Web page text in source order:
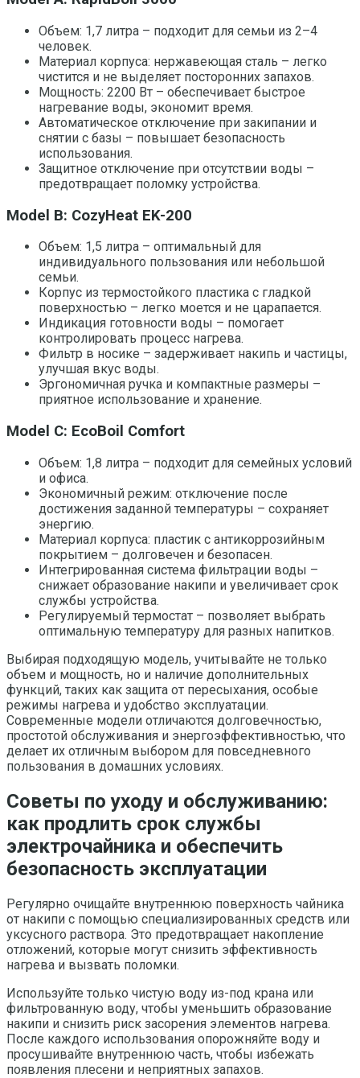
Объем: 1,7 литра – подходит для семьи из 2–4
человек.
Материал корпуса: нержавеющая сталь – легко
чистится и не выделяет посторонних запахов.
Мощность: 2200 Вт – обеспечивает быстрое
нагревание воды, экономит время.
Автоматическое отключение при закипании и
снятии с базы – повышает безопасность
использования.
Защитное отключение при отсутствии воды –
предотвращает поломку устройства.
Model B: CozyHeat EK-200
Объем: 1,5 литра – оптимальный для
индивидуального пользования или небольшой
семьи.
Корпус из термостойкого пластика с гладкой
поверхностью – легко моется и не царапается.
Индикация готовности воды – помогает
контролировать процесс нагрева.
Фильтр в носике – задерживает накипь и частицы,
улучшая вкус воды.
Эргономичная ручка и компактные размеры –
приятное использование и хранение.
Model C: EcoBoil Comfort
Объем: 1,8 литра – подходит для семейных условий
и офиса.
Экономичный режим: отключение после
достижения заданной температуры – сохраняет
энергию.
Материал корпуса: пластик с антикоррозийным
покрытием – долговечен и безопасен.
Интегрированная система фильтрации воды –
снижает образование накипи и увеличивает срок
службы устройства.
Регулируемый термостат – позволяет выбрать
оптимальную температуру для разных напитков.
Выбирая подходящую модель, учитывайте не только
объем и мощность, но и наличие дополнительных
функций, таких как защита от пересыхания, особые
режимы нагрева и удобство эксплуатации.
Современные модели отличаются долговечностью,
простотой обслуживания и энергоэффективностью, что
делает их отличным выбором для повседневного
пользования в домашних условиях.
Советы по уходу и обслуживанию:
как продлить срок службы
электрочайника и обеспечить
безопасность эксплуатации
Регулярно очищайте внутреннюю поверхность чайника
от накипи с помощью специализированных средств или
уксусного раствора. Это предотвращает накопление
отложений, которые могут снизить эффективность
нагрева и вызвать поломки.
Используйте только чистую воду из-под крана или
фильтрованную воду, чтобы уменьшить образование
накипи и снизить риск засорения элементов нагрева.
После каждого использования опорожняйте воду и
просушивайте внутреннюю часть, чтобы избежать
появления плесени и неприятных запахов.